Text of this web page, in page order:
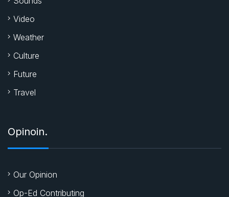
Video
Weather
Culture
Future
Travel
Opinoin.
Our Opinion
Op-Ed Contributing